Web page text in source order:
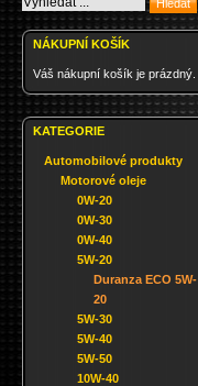
NÁKUPNÍ KOŠÍK
Váš nákupní košík je prázdný.
KATEGORIE
Automobilové produkty
Motorové oleje
0W-20
0W-30
0W-40
5W-20
Duranza ECO 5W-
20
5W-30
5W-40
5W-50
10W-40